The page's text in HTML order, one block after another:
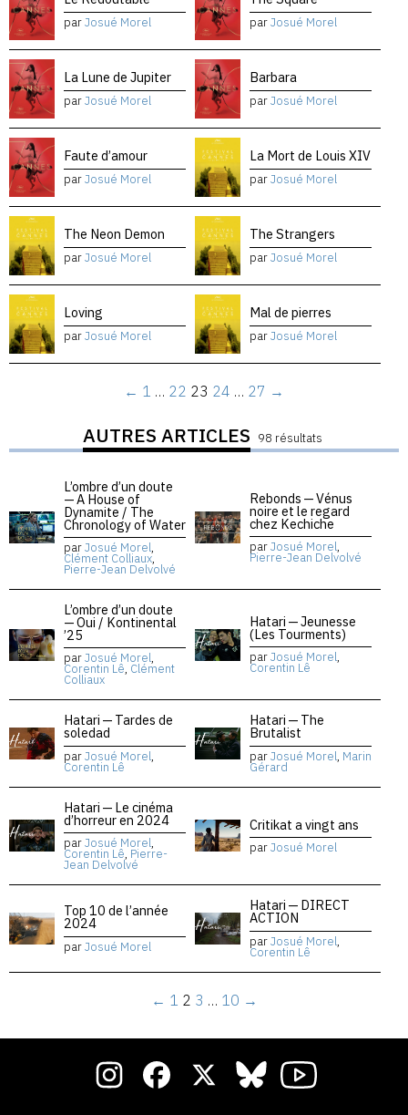
parJosué Morel parJosué Morel
La Lune de Jupiter
parJosué Morel
Barbara
parJosué Morel
Faute d’amour
parJosué Morel
La Mort de Louis XIV
parJosué Morel
The Neon Demon
parJosué Morel
The Strangers
parJosué Morel
Loving
parJosué Morel
Mal de pierres
parJosué Morel
← 1 … 22 23 24 … 27 →
AUTRES ARTICLES 98 résultats
L’ombre d’un doute
— A House of
Dynamite / The
Chronology of Water
parJosué Morel,
Clément Colliaux,
Pierre-Jean Delvolvé
Rebonds — Vénus
noire et le regard
chez Kechiche
parJosué Morel,
Pierre-Jean Delvolvé
L’ombre d’un doute
— Oui / Kontinental
’25
parJosué Morel,
Corentin Lê, Clément
Colliaux
Hatari — Jeunesse
(Les Tourments)
parJosué Morel,
Corentin Lê
Hatari — Tardes de
soledad
parJosué Morel,
Corentin Lê
Hatari — The
Brutalist
parJosué Morel, Marin
Gérard
Hatari — Le cinéma
d’horreur en 2024
parJosué Morel,
Corentin Lê, Pierre-
Jean Delvolvé
Critikat a vingt ans
parJosué Morel
Top 10 de l’année
2024
parJosué Morel
Hatari — DIRECT
ACTION
parJosué Morel,
Corentin Lê
← 1 2 3 … 10 →